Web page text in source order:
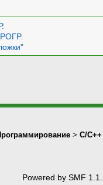
0;
> C/C++
Powered by SMF